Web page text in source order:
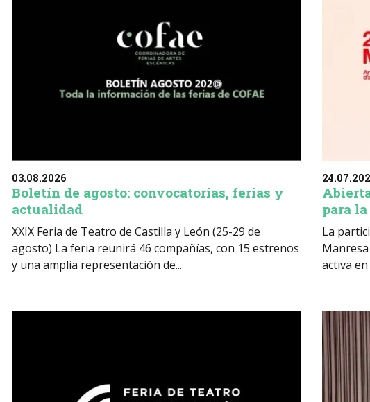
03.08.2026
Boletín de agosto: convocatorias, ferias y
actualidad
XXIX Feria de Teatro de Castilla y León (25-29 de
agosto) La feria reunirá 46 compañías, con 15 estrenos
y una amplia representación de...
para
La
activa